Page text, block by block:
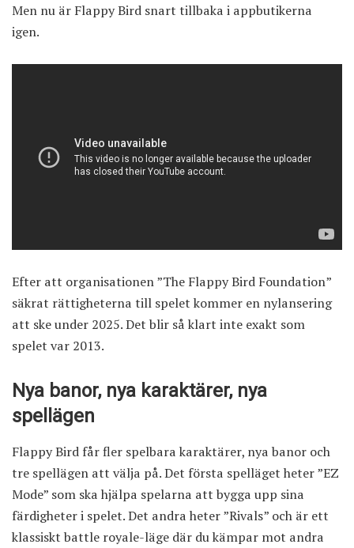
Men nu är Flappy Bird snart tillbaka i appbutikerna
igen.
Efter att organisationen ”The Flappy Bird Foundation”
säkrat rättigheterna till spelet kommer en nylansering
att ske under 2025. Det blir så klart inte exakt som
spelet var 2013.
Nya banor, nya karaktärer, nya
spellägen
Flappy Bird får fler spelbara karaktärer, nya banor och
tre spellägen att välja på. Det första spelläget heter ”EZ
Mode” som ska hjälpa spelarna att bygga upp sina
färdigheter i spelet. Det andra heter ”Rivals” och är ett
klassiskt battle royale-läge där du kämpar mot andra